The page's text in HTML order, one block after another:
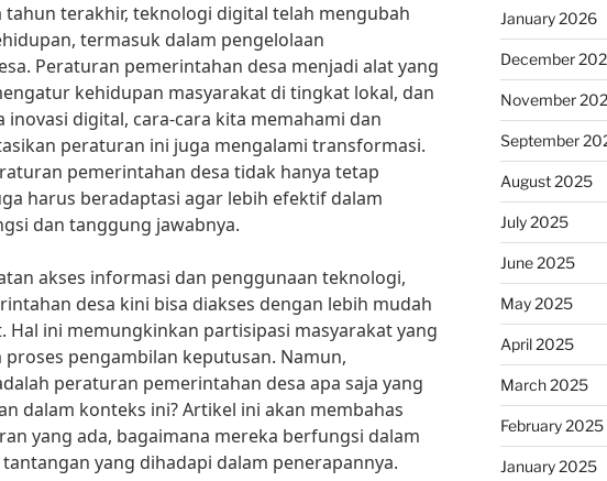
tahun terakhir, teknologi digital telah mengubah
termasuk dalam pengelolaan
Peraturan pemerintahan desa menjadi alat yang
kehidupan masyarakat di tingkat lokal, dan
inovasi digital, cara-cara kita memahami dan
peraturan ini juga mengalami transformasi.
pemerintahan desa tidak hanya tetap
harus beradaptasi agar lebih efektif dalam
dan tanggung jawabnya.
akses informasi dan penggunaan teknologi,
desa kini bisa diakses dengan lebih mudah
Hal ini memungkinkan partisipasi masyarakat yang
pengambilan keputusan. Namun,
peraturan pemerintahan desa apa saja yang
dalam konteks ini? Artikel ini akan membahas
yang ada, bagaimana mereka berfungsi dalam
yang dihadapi dalam penerapannya.
January 2026
December
November
September
August 2025
July 2025
June 2025
May 2025
April 2025
March 2025
February 2025
January 2025